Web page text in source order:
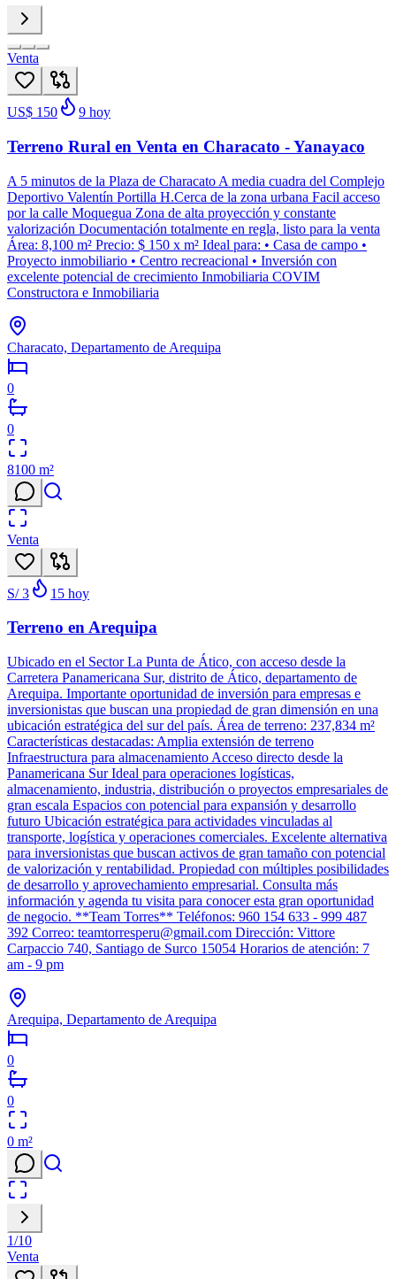
Venta
US$ 150 9 hoy
Terreno Rural en Venta en Characato - Yanayaco
A 5 minutos de la Plaza de Characato A media cuadra del Complejo
Deportivo Valentín Portilla H.Cerca de la zona urbana Facil acceso
por la calle Moquegua Zona de alta proyección y constante
valorización Documentación totalmente en regla, listo para la venta
Área: 8,100 m² Precio: $ 150 x m² Ideal para: • Casa de campo •
Proyecto inmobiliario • Centro recreacional • Inversión con
excelente potencial de crecimiento Inmobiliaria COVIM
Constructora e Inmobiliaria
Characato, Departamento de Arequipa
0
0
8100 m²
Venta
S/ 3 15 hoy
Terreno en Arequipa
Ubicado en el Sector La Punta de Ático, con acceso desde la
Carretera Panamericana Sur, distrito de Ático, departamento de
Arequipa. Importante oportunidad de inversión para empresas e
inversionistas que buscan una propiedad de gran dimensión en una
ubicación estratégica del sur del país. Área de terreno: 237,834 m²
Características destacadas: Amplia extensión de terreno
Infraestructura para almacenamiento Acceso directo desde la
Panamericana Sur Ideal para operaciones logísticas,
almacenamiento, industria, distribución o proyectos empresariales de
gran escala Espacios con potencial para expansión y desarrollo
futuro Ubicación estratégica para actividades vinculadas al
transporte, logística y operaciones comerciales. Excelente alternativa
para inversionistas que buscan activos de gran tamaño con potencial
de valorización y rentabilidad. Propiedad con múltiples posibilidades
de desarrollo y aprovechamiento empresarial. Consulta más
información y agenda tu visita para conocer esta gran oportunidad
de negocio. **Team Torres** Teléfonos: 960 154 633 - 999 487
392 Correo: teamtorresperu@gmail.com Dirección: Vittore
Carpaccio 740, Santiago de Surco 15054 Horarios de atención: 7
am - 9 pm
Arequipa, Departamento de Arequipa
0
0
0 m²
1/10
Venta